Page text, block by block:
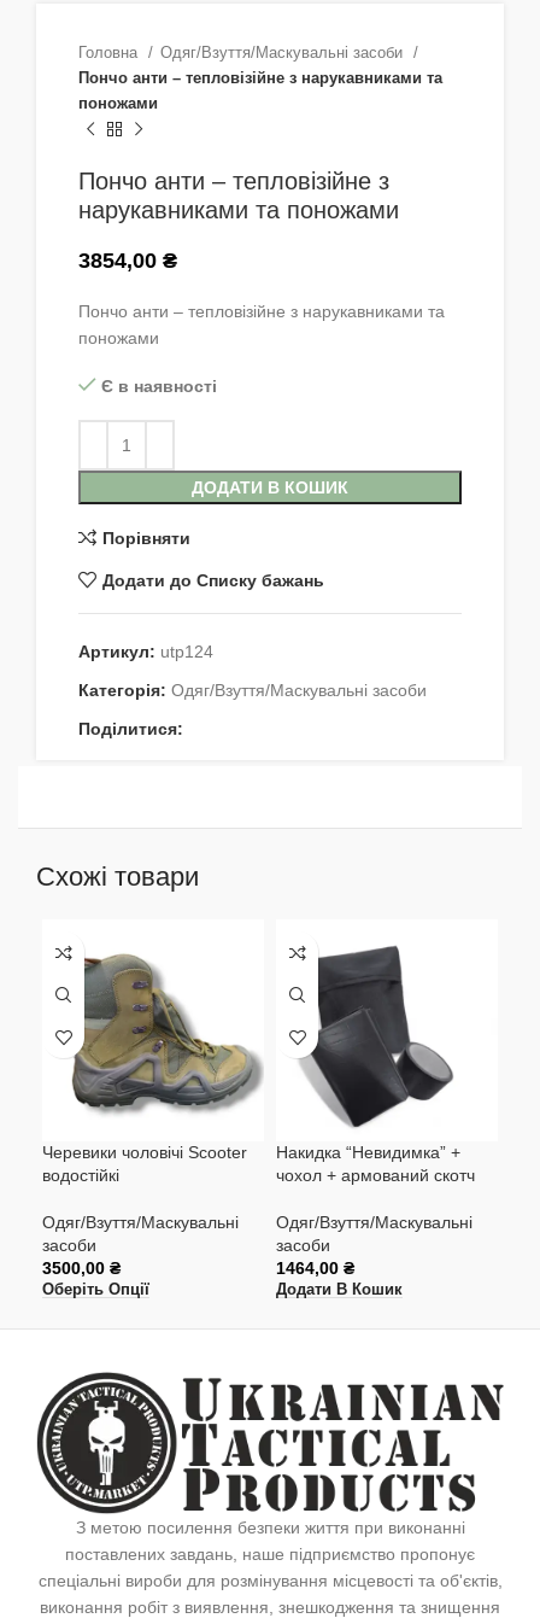
Головна
Одяг/Взуття/Маскувальні засоби
Пончо анти – тепловізійне з нарукавниками та
поножами
Пончо анти – тепловізійне з
нарукавниками та поножами
3854,00 ₴
Пончо анти – тепловізійне з нарукавниками та
поножами
Є в наявності
ДОДАТИ В КОШИК
Порівняти
Додати до Списку бажань
Артикул: utp124
Категорія: Одяг/Взуття/Маскувальні засоби
Поділитися:
Схожі товари
Черевики чоловічі Scooter
водостійкі
Одяг/Взуття/Маскувальні
засоби
3500,00 ₴
Оберіть Опції
Накидка “Невидимка” +
чохол + армований скотч
Одяг/Взуття/Маскувальні
засоби
1464,00 ₴
Додати В Кошик
З метою посилення безпеки життя при виконанні
поставлених завдань, наше підприємство пропонує
спеціальні вироби для розмінування місцевості та об'єктів,
виконання робіт з виявлення, знешкодження та знищення